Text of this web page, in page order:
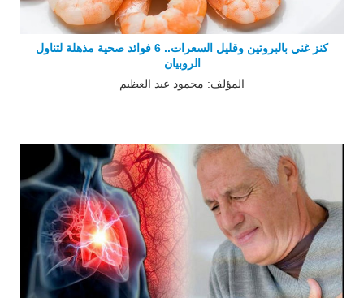
كنز غني بالبروتين وقليل السعرات.. 6 فوائد صحية مذهلة لتناول
الروبيان
المؤلف: محمود عبد العظيم